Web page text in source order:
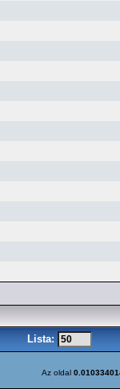
Lista:
Az oldal